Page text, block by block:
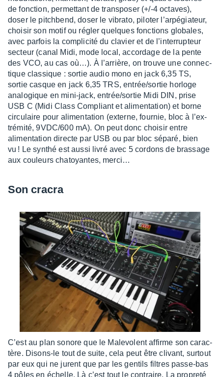
de fonc­tion, permet­tant de trans­po­ser (+/-4 octaves),
doser le pitch­bend, doser le vibrato, pilo­ter l’ar­pé­gia­teur,
choi­sir son motif ou régler quelques fonc­tions globales,
avec parfois la compli­cité du clavier et de l’in­ter­rup­teur
secteur (canal Midi, mode local, accor­dage de la pente
des VCO, au cas où…). À l’ar­rière, on trouve une connec­
tique clas­sique : sortie audio mono en jack 6,35 TS,
sortie casque en jack 6,35 TRS, entrée/sortie horloge
analo­gique en mini-jack, entrée/sortie Midi DIN, prise
USB C (Midi Class Compliant et alimen­ta­tion) et borne
circu­laire pour alimen­ta­tion (externe, four­nie, bloc à l’ex­
tré­mité, 9VDC/600 mA). On peut donc choi­sir entre
alimen­ta­tion directe par USB ou par bloc séparé, bien
vu ! Le synthé est aussi livré avec 5 cordons de bras­sage
aux couleurs chatoyantes, merci…
Son cracra
C’est au plan sonore que le Male­volent affirme son carac­
tère. Disons-le tout de suite, cela peut être clivant, surtout
par eux qui ne jurent que par les gentils filtres passe-bas
4 pôles en échelle. Là c’est tout le contraire. La propreté